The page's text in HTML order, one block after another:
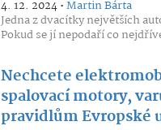
4. 12. 2024 •Martin Bárta
Jedna z dvacítky největších
Pokud se jí nepodaří co
Nechcete
spalovací motory,
pravidlům Evropské